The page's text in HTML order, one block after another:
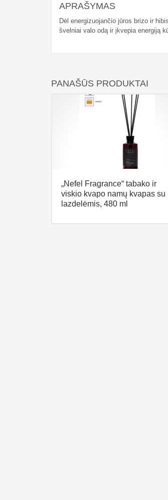
APRAŠYMAS
Dėl energizuojančio jūros brizo ir
švelniai valo odą ir įkvepia energiją
PANAŠŪS PRODUKTAI
„Nefel Fragrance“ tabako ir
viskio kvapo namų kvapas su
lazdelėmis, 480 ml